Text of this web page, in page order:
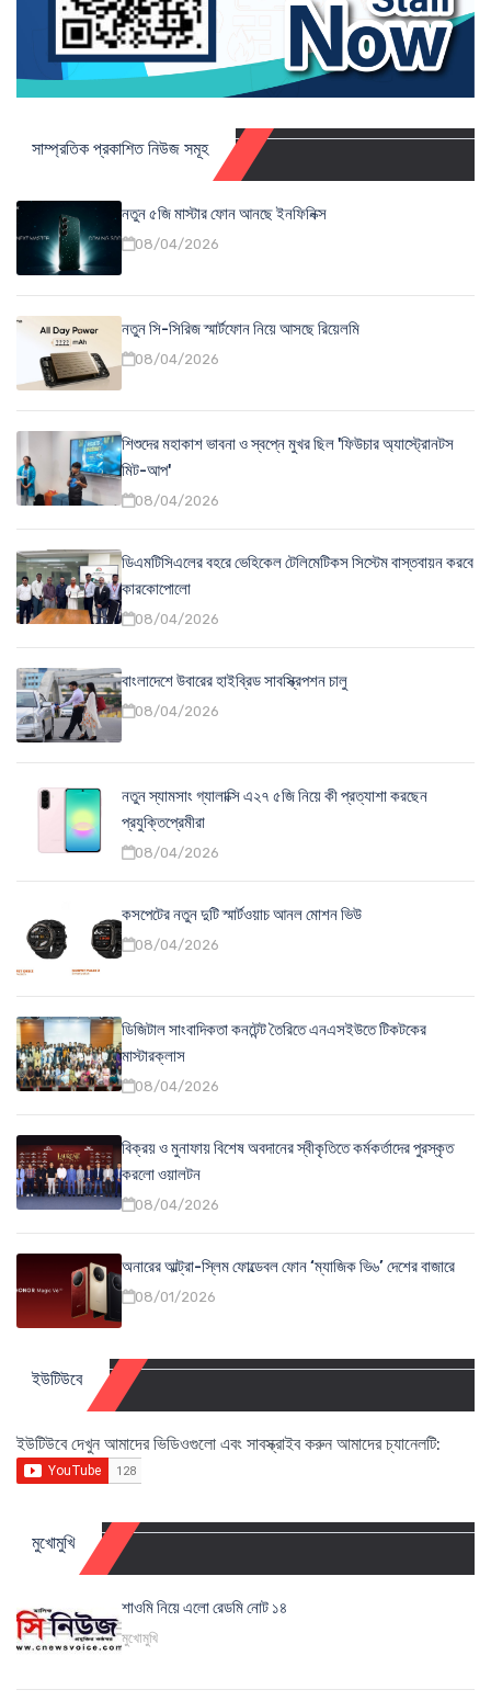
সাম্প্রতিক প্রকাশিত নিউজ সমূহ
নতুন ৫জি মাস্টার ফোন আনছে ইনফিনিক্স
08/04/2026
নতুন সি-সিরিজ স্মার্টফোন নিয়ে আসছে রিয়েলমি
08/04/2026
শিশুদের মহাকাশ ভাবনা ও স্বপ্নে মুখর ছিল 'ফিউচার অ্যাস্ট্রোনটস
মিট-আপ'
08/04/2026
ডিএমটিসিএলের বহরে ভেহিকেল টেলিমেটিকস সিস্টেম বাস্তবায়ন করবে
কারকোপোলো
08/04/2026
বাংলাদেশে উবারের হাইব্রিড সাবস্ক্রিপশন চালু
08/04/2026
নতুন স্যামসাং গ্যালাক্সি এ২৭ ৫জি নিয়ে কী প্রত্যাশা করছেন
প্রযুক্তিপ্রেমীরা
08/04/2026
কসপেটের নতুন দুটি স্মার্টওয়াচ আনল মোশন ভিউ
08/04/2026
ডিজিটাল সাংবাদিকতা কনটেন্ট তৈরিতে এনএসইউতে টিকটকের
মাস্টারক্লাস
08/04/2026
বিক্রয় ও মুনাফায় বিশেষ অবদানের স্বীকৃতিতে কর্মকর্তাদের পুরস্কৃত
করলো ওয়ালটন
08/04/2026
অনারের আল্ট্রা-স্লিম ফোল্ডেবল ফোন ‘ম্যাজিক ভি৬’ দেশের বাজারে
08/01/2026
ইউটিউবে
ইউটিউবে দেখুন আমাদের ভিডিওগুলো এবং সাবস্ক্রাইব করুন আমাদের চ্যানেলটি:
মুখোমুখি
শাওমি নিয়ে এলো রেডমি নোট ১৪
মুখোমুখি